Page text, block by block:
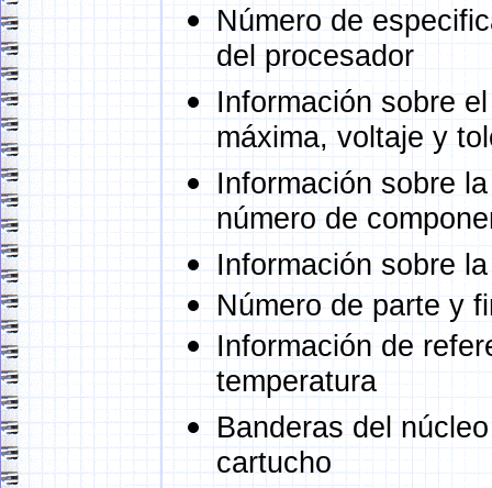
Número de
del procesador
Información sobre
máxima, voltaje y
Información sobre
número de
Información sobre
Número de parte y
Información de
temperatura
Banderas del
cartucho